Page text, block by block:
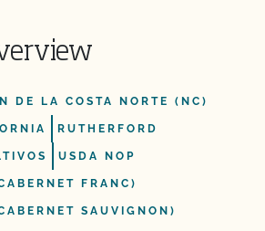
DE LA COSTA NORTE (NC)
RUTHERFORD
USDA NOP
FRANC)
SAUVIGNON)